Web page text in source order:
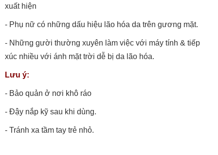
xuất hiện
- Phụ nữ có những dấu hiệu lão hóa da trên gương mặt.
- Những gười thường xuyên làm việc với máy tính & tiếp
xúc nhiều với ánh mặt trời dễ bị da lão hóa.
Lưu ý:
- Bảo quản ở nơi khô ráo
- Đậy nắp kỹ sau khi dùng.
- Tránh xa tầm tay trẻ nhỏ.